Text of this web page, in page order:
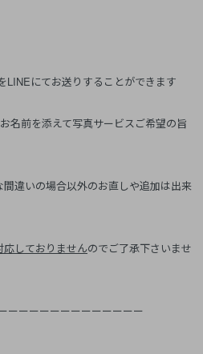
LINEにてお送りすることができます
名前を添えて写真サービスご希望の旨
違いの場合以外のお直しや追加は出来
応しておりませんのでご了承下さいませ
ーーーーーーーーーーーーー